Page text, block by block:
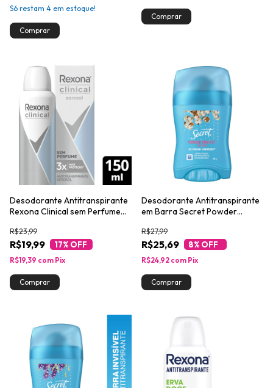
Só restam 4 em estoque!
Desodorante Antitranspirante
Rexona Clinical sem Perfume
R$19,99
R$23,99
17% OFF
R$19,39 com Pix
Desodorante Antitranspirante
em Barra Secret Powder
R$25,69
R$27,99
8% OFF
R$24,92 com Pix